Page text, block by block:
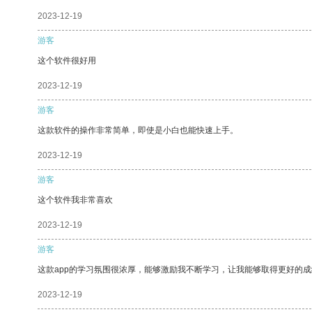
2023-12-19
游客
这个软件很好用
2023-12-19
游客
这款软件的操作非常简单，即使是小白也能快速上手。
2023-12-19
游客
这个软件我非常喜欢
2023-12-19
游客
这款app的学习氛围很浓厚，能够激励我不断学习，让我能够取得更好的
2023-12-19